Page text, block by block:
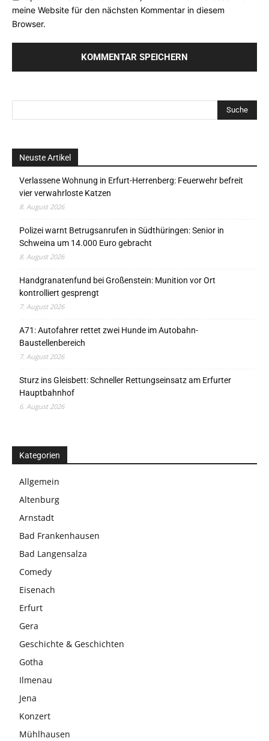
meine Website für den nächsten Kommentar in diesem
Browser.
Neuste Artikel
Verlassene Wohnung in Erfurt-Herrenberg: Feuerwehr befreit
vier verwahrloste Katzen
8. August 2026
Polizei warnt Betrugsanrufen in Südthüringen: Senior in
Schweina um 14.000 Euro gebracht
8. August 2026
Handgranatenfund bei Großenstein: Munition vor Ort
kontrolliert gesprengt
7. August 2026
A71: Autofahrer rettet zwei Hunde im Autobahn-
Baustellenbereich
7. August 2026
Sturz ins Gleisbett: Schneller Rettungseinsatz am Erfurter
Hauptbahnhof
6. August 2026
Kategorien
Allgemein
Altenburg
Arnstadt
Bad Frankenhausen
Bad Langensalza
Comedy
Eisenach
Erfurt
Gera
Geschichte & Geschichten
Gotha
Ilmenau
Jena
Konzert
Mühlhausen